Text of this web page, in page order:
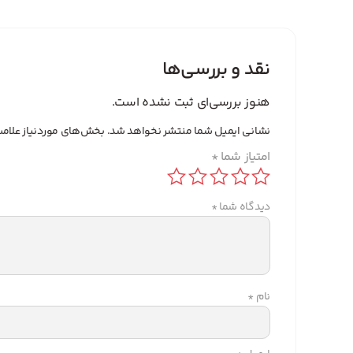
نقد و بررسی‌ها
هنوز بررسی‌ای ثبت نشده است.
نشانی ایمیل شما منتشر نخواهد شد. بخش‌های موردنیاز
امتیاز شما *
دیدگاه شما*
نام *